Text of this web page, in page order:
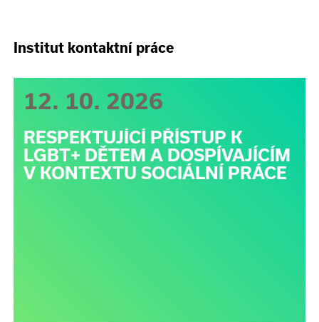
Institut kontaktní práce
12. 10. 2026
RESPEKTUJÍCÍ PŘÍSTUP K
LGBT+ DĚTEM A DOSPÍVAJÍCÍM
V KONTEXTU SOCIÁLNÍ PRÁCE